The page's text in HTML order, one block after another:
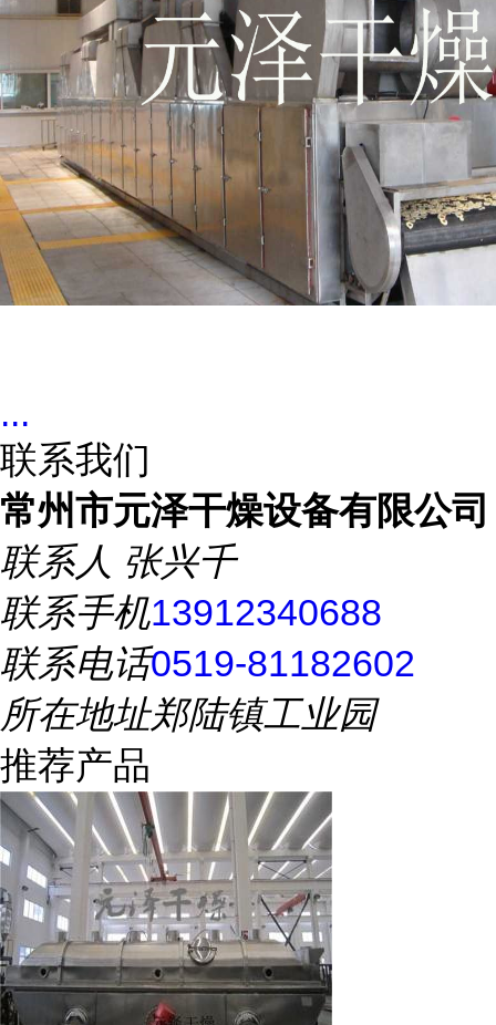
...
联系我们
常州市元泽干燥设备有限公司
联系人 张兴千
联系手机13912340688
联系电话0519-81182602
所在地址郑陆镇工业园
推荐产品